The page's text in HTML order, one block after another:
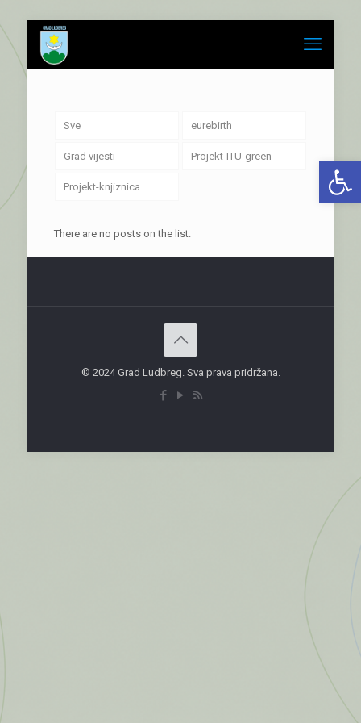
Sve eurebirth
Grad vijesti Projekt-ITU-green
Projekt-knjiznica
There are no posts on the list.
© 2024 Grad Ludbreg. Sva prava pridržana.